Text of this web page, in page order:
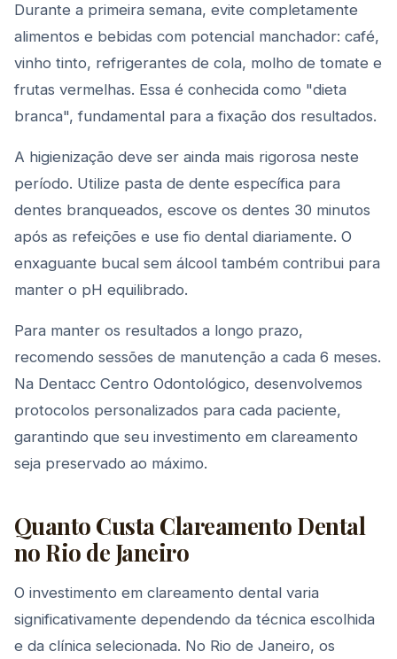
Durante a primeira semana, evite completamente
alimentos e bebidas com potencial manchador: café,
vinho tinto, refrigerantes de cola, molho de tomate e
frutas vermelhas. Essa é conhecida como "dieta
branca", fundamental para a fixação dos resultados.
A higienização deve ser ainda mais rigorosa neste
período. Utilize pasta de dente específica para
dentes branqueados, escove os dentes 30 minutos
após as refeições e use fio dental diariamente. O
enxaguante bucal sem álcool também contribui para
manter o pH equilibrado.
Para manter os resultados a longo prazo,
recomendo sessões de manutenção a cada 6 meses.
Na Dentacc Centro Odontológico, desenvolvemos
protocolos personalizados para cada paciente,
garantindo que seu investimento em clareamento
seja preservado ao máximo.
Quanto Custa Clareamento Dental
no Rio de Janeiro
O investimento em clareamento dental varia
significativamente dependendo da técnica escolhida
e da clínica selecionada. No Rio de Janeiro, os